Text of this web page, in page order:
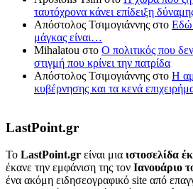
ταυτόχρονα κάνει επίδειξη
Απόστολος Τσιμογιάννης στο Εδώ
μάγκας είναι…
Mihalatou στο Ο πολιτικός που
στιγμή που κρίνει την πατρίδα
Απόστολος Τσιμογιάννης στο Η
κυβέρνησης και τα κενά
LastPoint.gr
To LastPoint.gr είναι μια ιστοσελίδα
έκανε την εμφάνιση της τον Ιανουάριο
ένα ακόμη ειδησεογραφικό site από